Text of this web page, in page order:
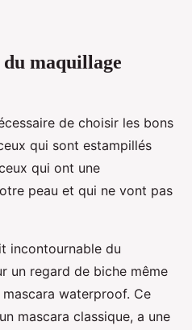
du maquillage
de choisir les bons
qui sont estampillés
qui ont une
peau et qui ne vont pas
incontournable du
un regard de biche même
mascara waterproof. Ce
mascara classique, a une